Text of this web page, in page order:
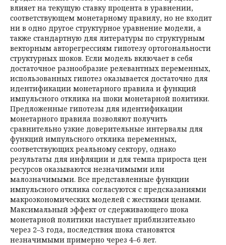
влияет на текущую ставку процента в уравнении,
соответствующем монетарному правилу, но не входит
ни в одно другое структурное уравнение модели, а
также стандартную для литературы по структурным
векторным авторегрессиям гипотезу ортогональности
структурных шоков. Если модель включает в себя
достаточное разнообразие релевантных переменных,
использованных гипотез оказывается достаточно для
идентификации монетарного правила и функций
импульсного отклика на шоки монетарной политики.
Предложенные гипотезы для идентификации
монетарного правила позволяют получить
сравнительно узкие доверительные интервалы для
функций импульсного отклика переменных,
соответствующих реальному сектору, однако
результаты для инфляции и для темпа прироста цен
ресурсов оказываются незначимыми или
малозначимыми. Все представленные функции
импульсного отклика согласуются с предсказаниями
макроэкономических моделей с жесткими ценами.
Максимальный эффект от сдержива­ющего шока
монетарной политики наступает приблизительно
через 2–3 года, последствия шока становятся
незначимыми примерно через 4–6 лет.